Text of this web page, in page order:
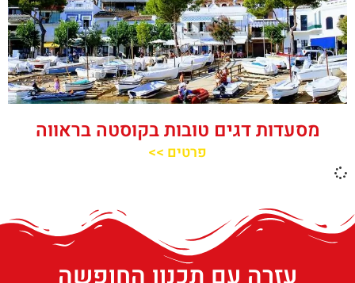
מסעדות דגים טובות בקוסטה בראווה
פרטים >>